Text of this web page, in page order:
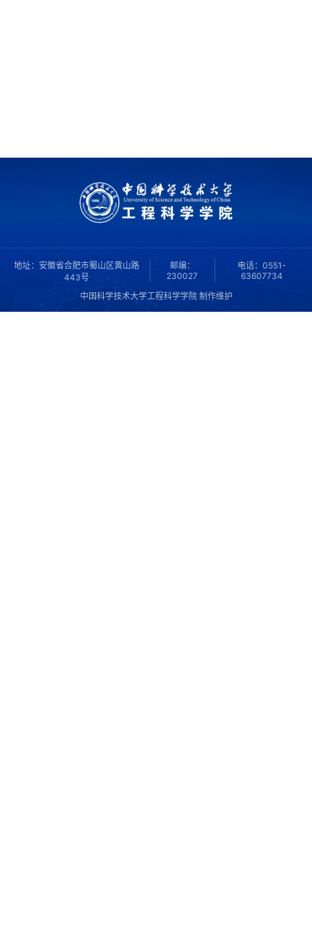
地址：安徽省合肥市蜀山区黄山路
443号
邮编：
230027
电话：0551-
63607734
中国科学技术大学工程科学学院 制作维护